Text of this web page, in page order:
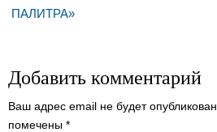
ПАЛИТРА»
Добавить комментарий
Ваш адрес email не будет опубликован.
помечены *